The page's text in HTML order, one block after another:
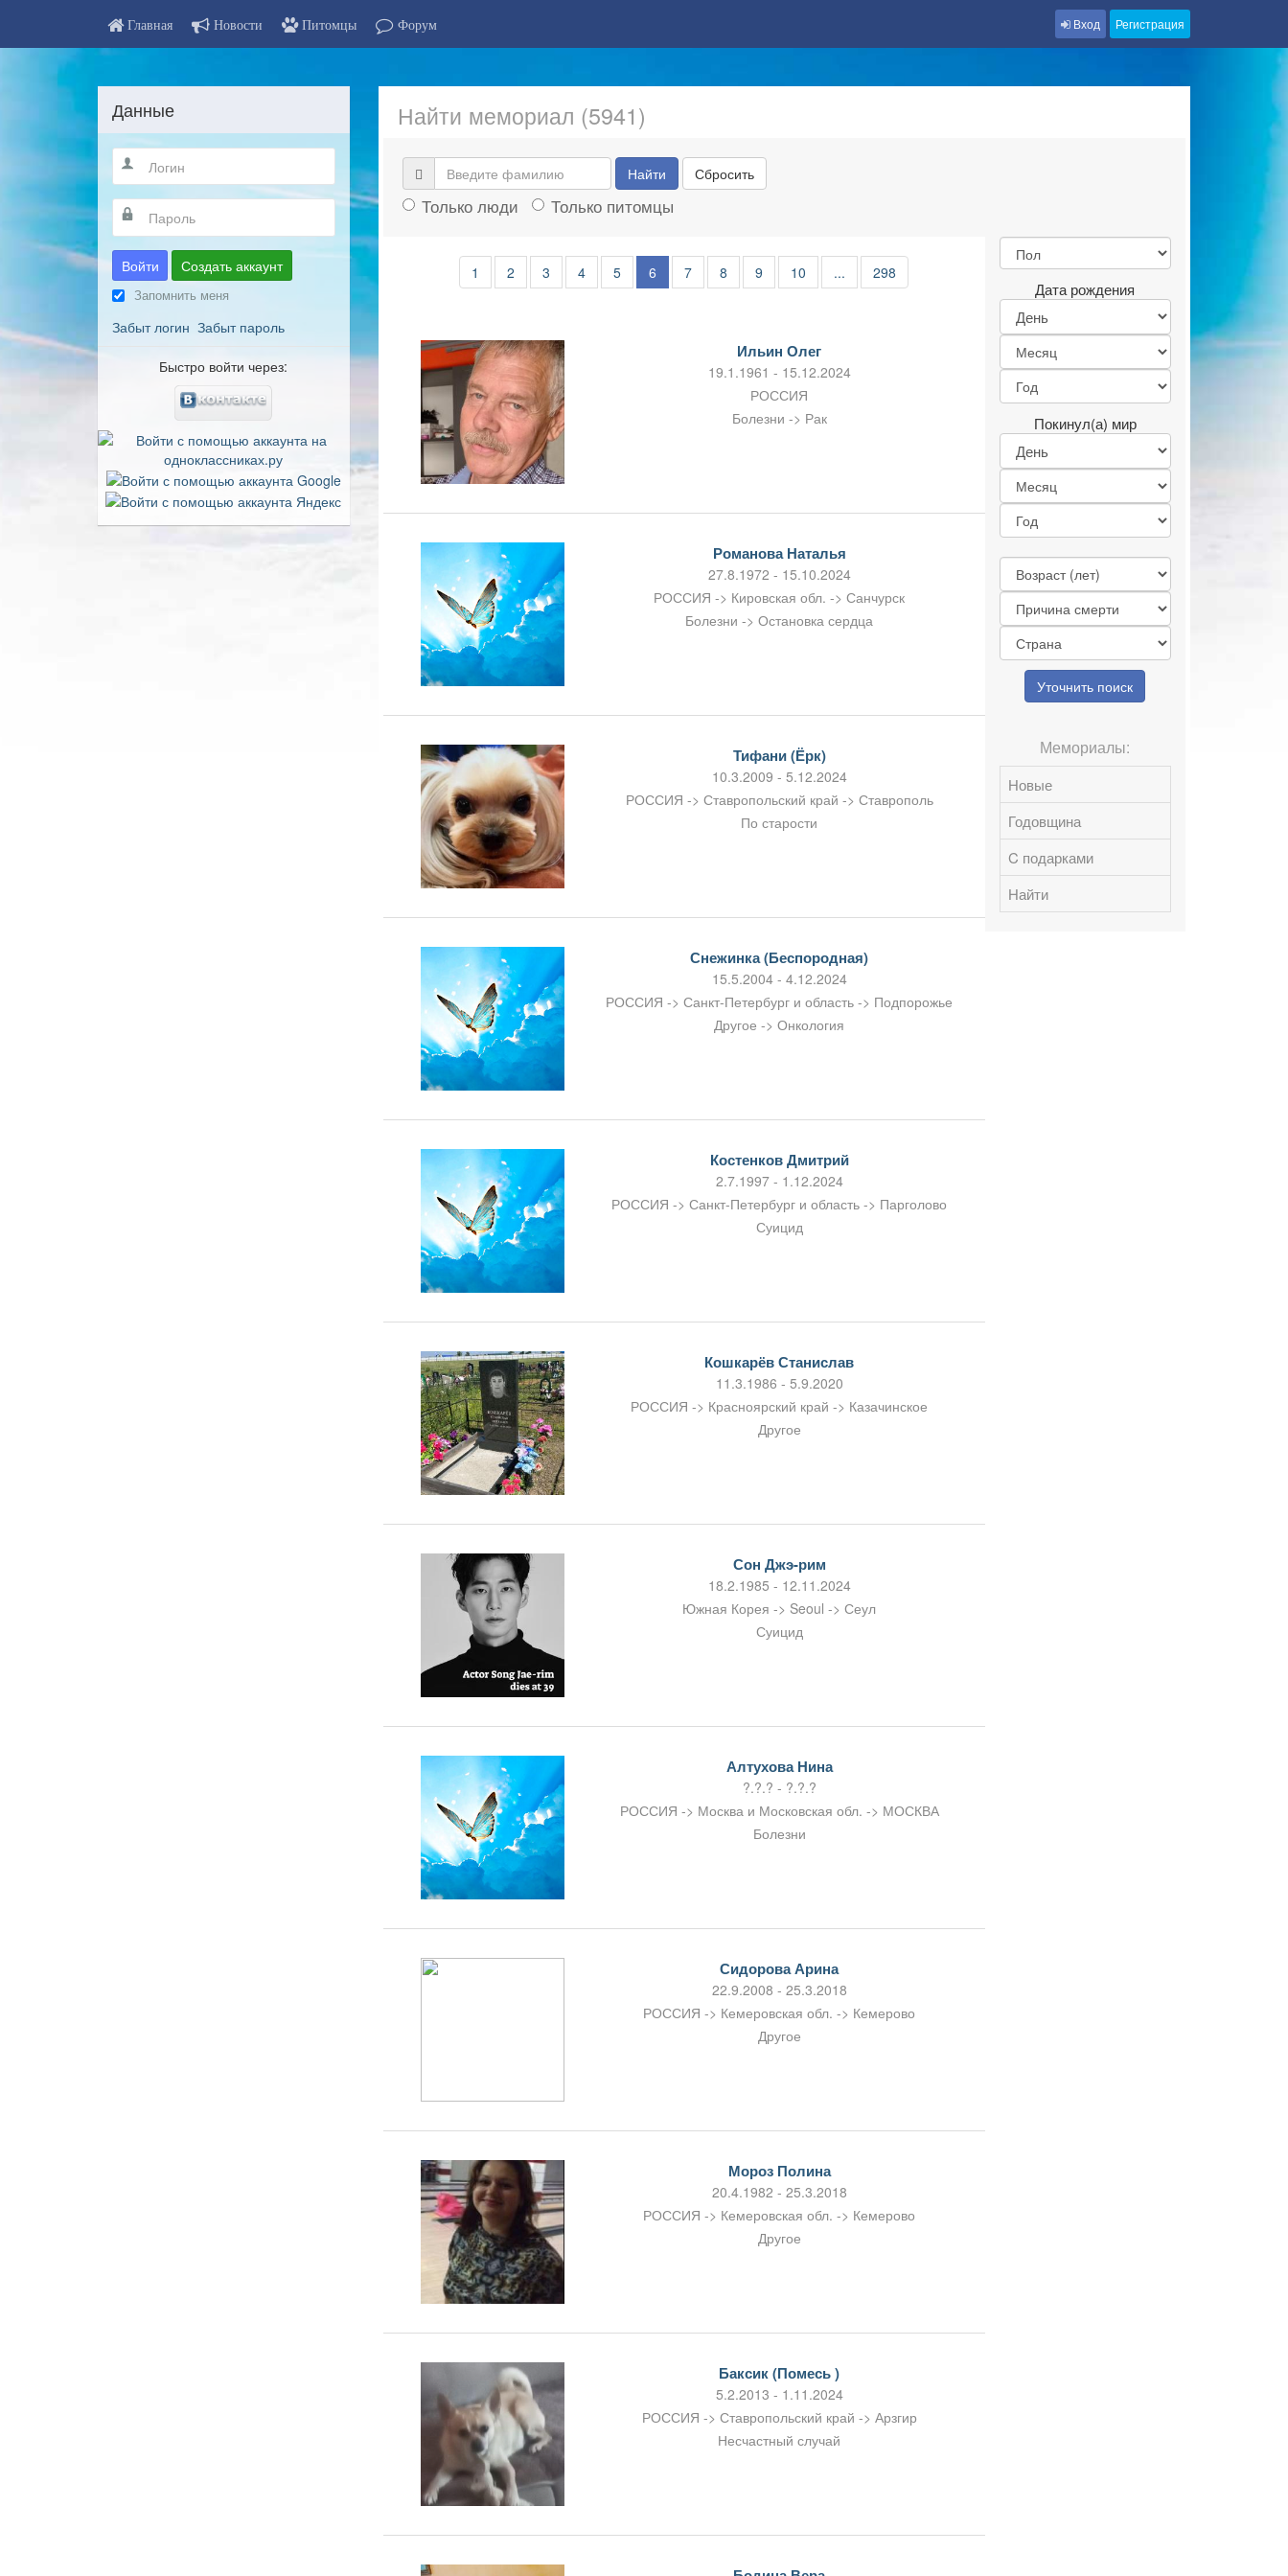
Главная Новости Питомцы Форум Вход Регистрация
Найти мемориал (5941)
Найти Сбросить
Только люди Только питомцы
1 2 3 4 5 6 7 8 9 10 ... 298
Ильин Олег
19.1.1961 - 15.12.2024
РОССИЯ
Болезни -> Рак
Романова Наталья
27.8.1972 - 15.10.2024
РОССИЯ -> Кировская обл. -> Санчурск
Болезни -> Остановка сердца
Тифани (Ёрк)
10.3.2009 - 5.12.2024
РОССИЯ -> Ставропольский край -> Ставрополь
По старости
Снежинка (Беспородная)
15.5.2004 - 4.12.2024
РОССИЯ -> Санкт-Петербург и область -> Подпорожье
Другое -> Онкология
Костенков Дмитрий
2.7.1997 - 1.12.2024
РОССИЯ -> Санкт-Петербург и область -> Парголово
Суицид
Кошкарёв Станислав
11.3.1986 - 5.9.2020
РОССИЯ -> Красноярский край -> Казачинское
Другое
Сон Джэ-рим
18.2.1985 - 12.11.2024
Южная Корея -> Seoul -> Сеул
Суицид
Алтухова Нина
?.?.? - ?.?.?
РОССИЯ -> Москва и Московская обл. -> МОСКВА
Болезни
Сидорова Арина
22.9.2008 - 25.3.2018
РОССИЯ -> Кемеровская обл. -> Кемерово
Другое
Мороз Полина
20.4.1982 - 25.3.2018
РОССИЯ -> Кемеровская обл. -> Кемерово
Другое
Баксик (Помесь )
5.2.2013 - 1.11.2024
РОССИЯ -> Ставропольский край -> Арзгир
Несчастный случай
Дата рождения
Покинул(а) мир
Уточнить поиск
Мемориалы:
Новые
Годовщина
C подарками
Найти
Данные
Войти Создать аккаунт
Запомнить меня
Забыт логин Забыт пароль
Быстро войти через: